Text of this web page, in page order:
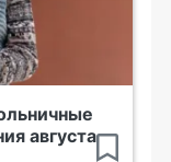
августа